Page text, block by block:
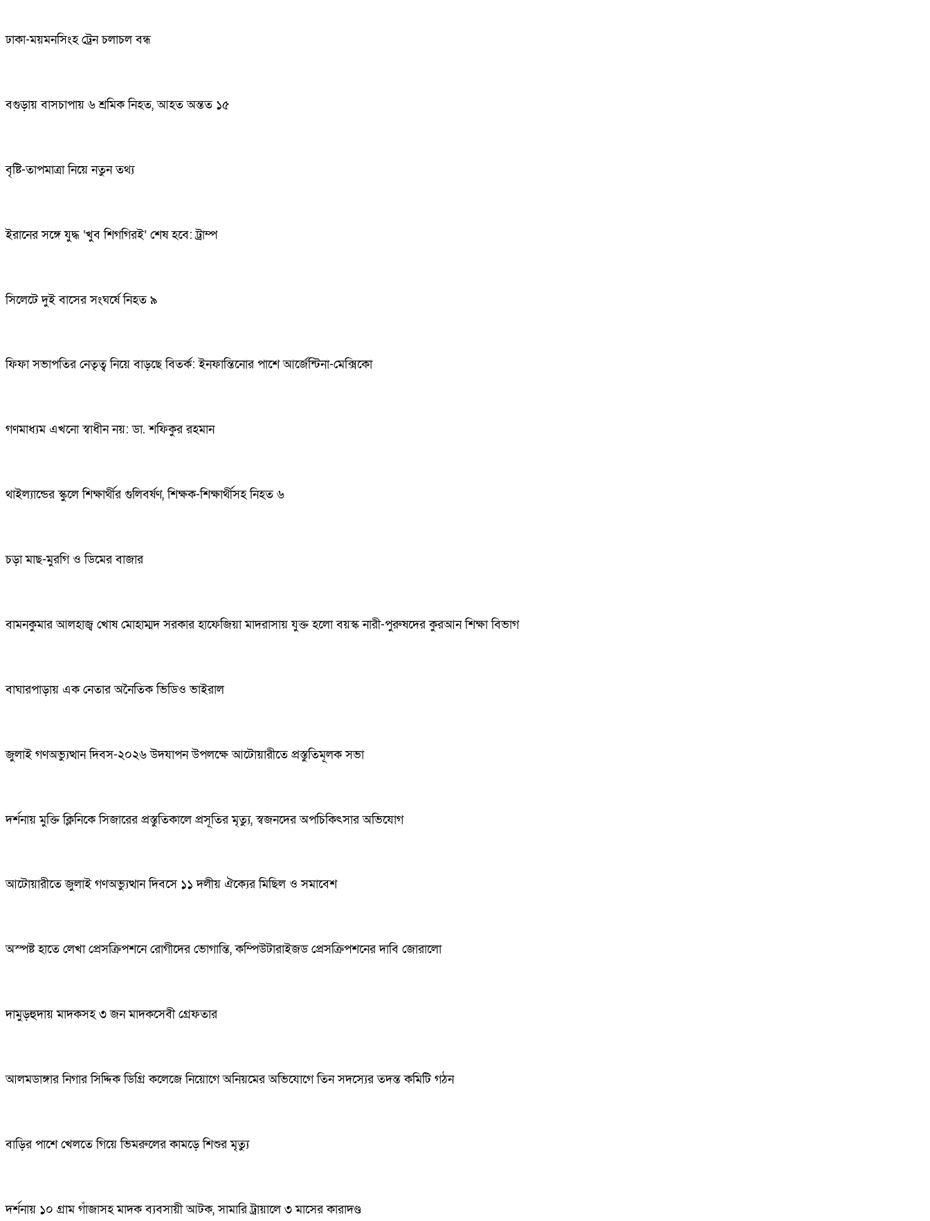
ঢাকা-ময়মনসিংহ ট্রেন চলাচল বন্ধ
বগুড়ায় বাসচাপায় ৬ শ্রমিক নিহত, আহত অন্তত ১৫
বৃষ্টি-তাপমাত্রা নিয়ে নতুন তথ্য
ইরানের সঙ্গে যুদ্ধ ‘খুব শিগগিরই’ শেষ হবে: ট্রাম্প
সিলেটে দুই বাসের সংঘর্ষে নিহত ৯
ফিফা সভাপতির নেতৃত্ব নিয়ে বাড়ছে বিতর্ক: ইনফান্তিনোর পাশে আর্জেন্টিনা-মেক্সিকো
গণমাধ্যম এখনো স্বাধীন নয়: ডা. শফিকুর রহমান
থাইল্যান্ডের স্কুলে শিক্ষার্থীর গুলিবর্ষণ, শিক্ষক-শিক্ষার্থীসহ নিহত ৬
চড়া মাছ-মুরগি ও ডিমের বাজার
বামনকুমার আলহাজ্ব খোষ মোহাম্মদ সরকার হাফেজিয়া মাদরাসায় যুক্ত হলো বয়স্ক নারী-পুরুষদের কুরআন শিক্ষা বিভাগ
বাঘারপাড়ায় এক নেতার অনৈতিক ভিডিও ভাইরাল
জুলাই গণঅভ্যুত্থান দিবস-২০২৬ উদযাপন উপলক্ষে আটোয়ারীতে প্রস্তুতিমূলক সভা
দর্শনায় মুক্তি ক্লিনিকে সিজারের প্রস্তুতিকালে প্রসূতির মৃত্যু, স্বজনদের অপচিকিৎসার অভিযোগ
আটোয়ারীতে জুলাই গণঅভ্যুত্থান দিবসে ১১ দলীয় ঐক্যের মিছিল ও সমাবেশ
অস্পষ্ট হাতে লেখা প্রেসক্রিপশনে রোগীদের ভোগান্তি, কম্পিউটারাইজড প্রেসক্রিপশনের দাবি জোরালো
দামুড়হুদায় মাদকসহ ৩ জন মাদকসেবী গ্রেফতার
আলমডাঙ্গার নিগার সিদ্দিক ডিগ্রি কলেজে নিয়োগে অনিয়মের অভিযোগে তিন সদস্যের তদন্ত কমিটি গঠন
বাড়ির পাশে খেলতে গিয়ে ভিমরুলের কামড়ে শিশুর মৃত্যু
দর্শনায় ১০ গ্রাম গাঁজাসহ মাদক ব্যবসায়ী আটক, সামারি ট্রায়ালে ৩ মাসের কারাদণ্ড